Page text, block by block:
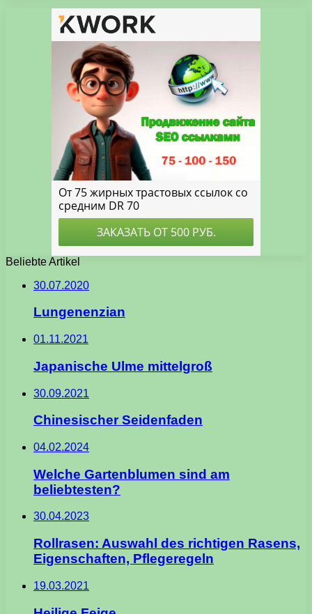
Beliebte Artikel
30.07.2020
Lungenenzian
01.11.2021
Japanische Ulme mittelgroß
30.09.2021
Chinesischer Seidenfaden
04.02.2024
Welche Gartenblumen sind am
beliebtesten?
30.04.2023
Rollrasen: Auswahl des richtigen Rasens,
Eigenschaften, Pflegeregeln
19.03.2021